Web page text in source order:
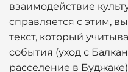
взаимодействие
справляется с этим,
текст, который
события (уход с
расселение в